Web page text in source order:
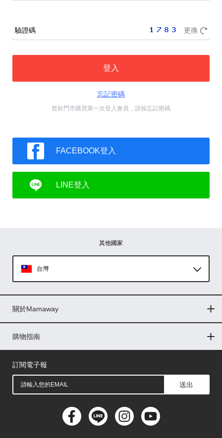
驗證碼 更換
登入
忘記密碼
曾於門市購買第一次登入會員，請按忘記密碼
FACEBOOK登入
LINE登入
其他國家
台灣
印尼
菲律賓
馬來西亞
關於Mamaway
門市據點
最新消息
品牌故事
人力招募
媒體花絮
隱私權聲明
CSR企業社會責任
購物指南
購物常見問題
退換貨問題
儲值金使用條款
購買儲值金
發票問題
會員權益
線上留言
吸乳器-免費體驗
訂閱電子報
送出